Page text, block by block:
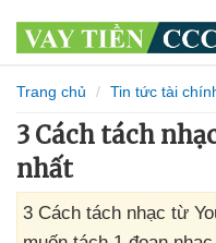
Trang chủ Tin tức tài
3 Cách tách
nhất
3 Cách tách nhạc từ